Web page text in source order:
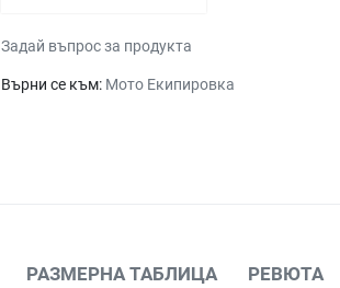
Задай въпрос за продукта
Върни се към: Мото Екипировка
РАЗМЕРНА ТАБЛИЦА РЕВЮТА